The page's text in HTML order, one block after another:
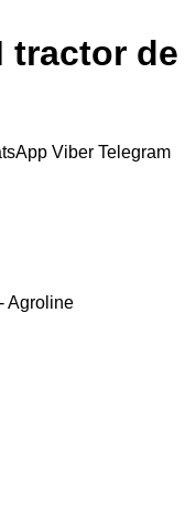
tractor de
Viber Telegram